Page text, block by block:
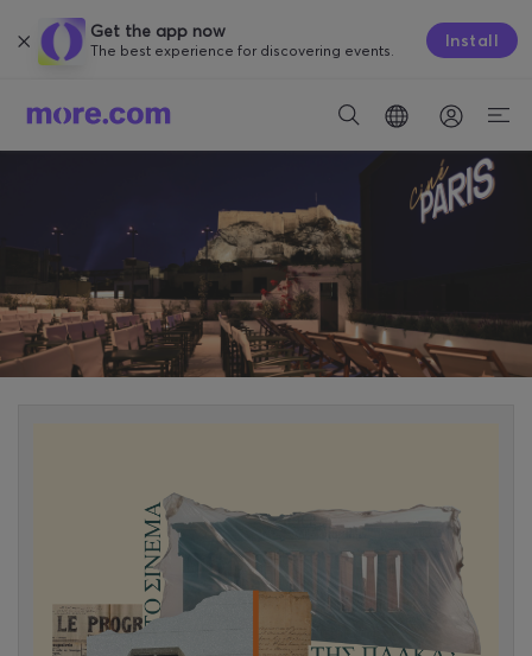
Get the app now
The best experience for discovering events. Install